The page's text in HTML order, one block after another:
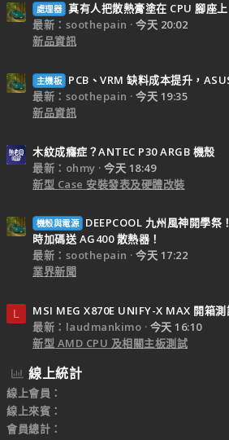
處理器 真有人把散熱膏塗在 CPU 腳座上
最新：soothepain
今天 20:02
新品資訊
主機板
PCB、VRM 缺料成本提升，
最新：soothepain
今天 19:35
新品資訊
木紋成癮症？ANTEC P30 ARGB 機殼
最新：ohmy
今天 18:49
新型 Case 安裝發表及硬體改裝
機殼與電源
DEEPCOOL 九州風神開學祭
時加碼送 AG400 散熱器！
最新：soothepain
今天 17:22
業界新聞
L
MSI MEG X870E UNIFY-X MAX 開箱
最新：laudmankimo
今天 16:10
新型 AMD CPU 及相關主板測試
線上統計
線上會員
線上來賓
會員總計